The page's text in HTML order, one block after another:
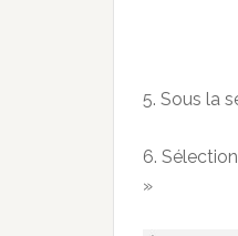
5. Sous la
6.
»